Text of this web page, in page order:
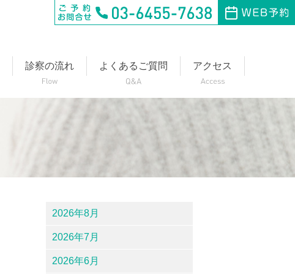
診察の流れ よくあるご質問 アクセス
2026年8月
2026年7月
2026年6月